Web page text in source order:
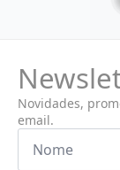
Novidades,
email.
Nome